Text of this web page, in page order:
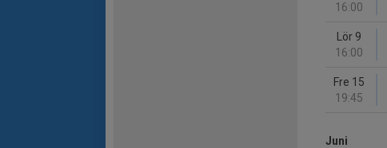
16:00
Lör 9
16:00
Fre 15
19:45
Juni